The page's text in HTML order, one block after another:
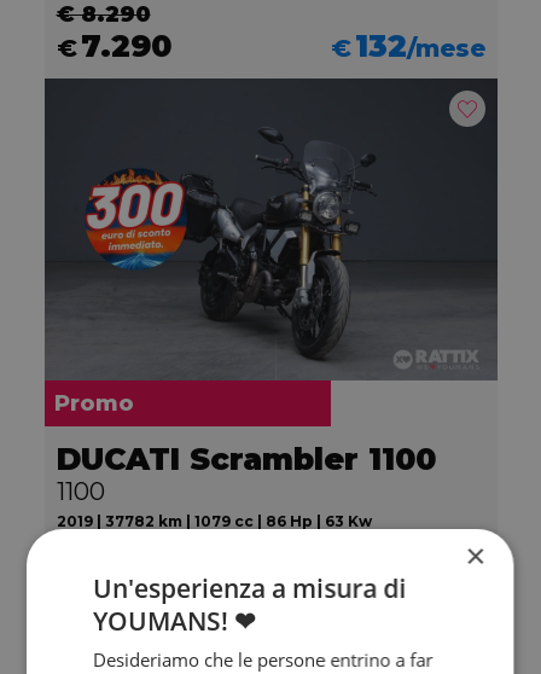
€ 8.290
€7.290 €132/mese
Promo
DUCATI Scrambler 1100
1100
2019 | 37782 km | 1079 cc | 86 Hp | 63 Kw
6.600 €121
×
Un'esperienza a misura di
YOUMANS! ❤
Desideriamo che le persone entrino a far